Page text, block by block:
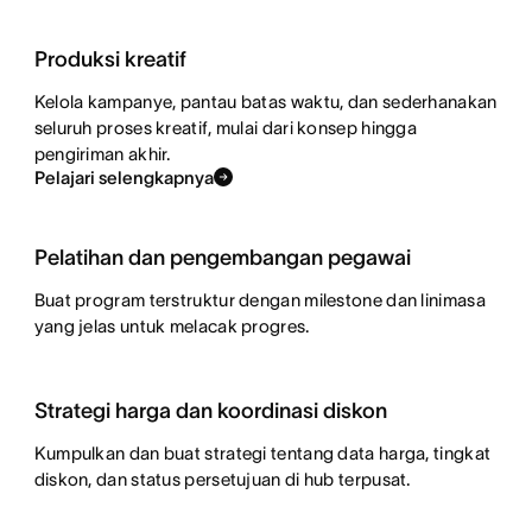
Produksi kreatif
Kelola kampanye, pantau batas waktu, dan sederhanakan
seluruh proses kreatif, mulai dari konsep hingga
pengiriman akhir.
Pelajari selengkapnya
Pelatihan dan pengembangan pegawai
Buat program terstruktur dengan milestone dan linimasa
yang jelas untuk melacak progres.
Strategi harga dan koordinasi diskon
Kumpulkan dan buat strategi tentang data harga, tingkat
diskon, dan status persetujuan di hub terpusat.